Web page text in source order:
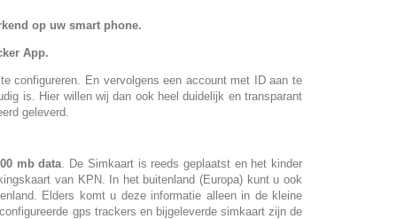
op uw smart phone.
App.
configureren. En vervolgens een account met ID aan te
is. Hier willen wij dan ook heel duidelijk en transparant
geleverd.
mb data . De Simkaart is reeds geplaatst en het kinder
van KPN. In het buitenland (Europa) kunt u ook
Elders komt u deze informatie alleen in de kleine
gps trackers en bijgeleverde simkaart zijn de